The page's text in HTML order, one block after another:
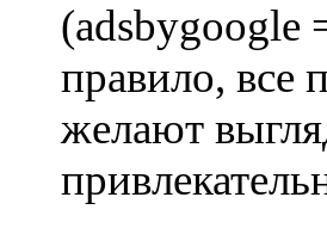
(adsbygoogle
правило, все
желают